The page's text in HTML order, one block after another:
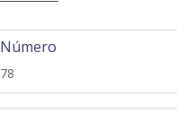
Número
78